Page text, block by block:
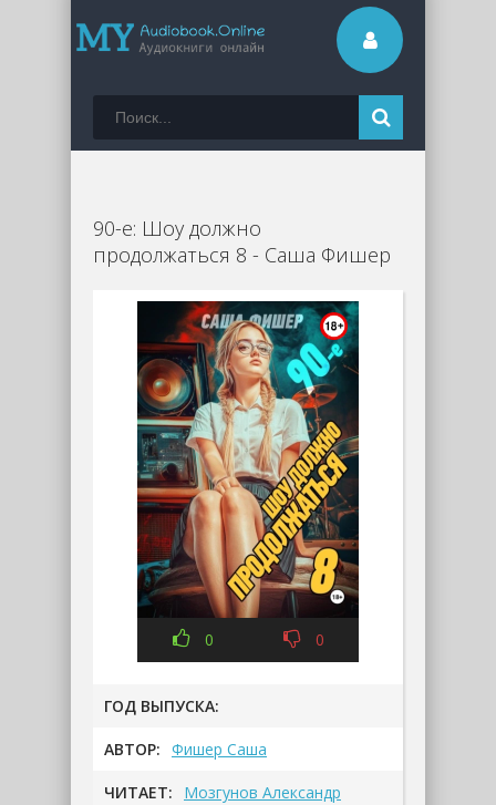
90-е: Шоу должно
продолжаться 8 - Саша Фишер
0 0
ГОД ВЫПУСКА:
АВТОР: Фишер Саша
ЧИТАЕТ: Мозгунов Александр